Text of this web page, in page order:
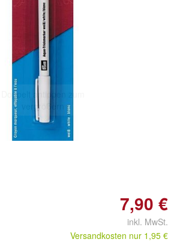
Doppelt antippen zum
vergrößern
7,90 €
inkl. MwSt.
Versandkosten nur 1,95 €